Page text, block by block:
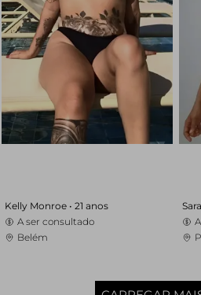
Kelly Monroe • 21 anos
A ser consultado
Belém